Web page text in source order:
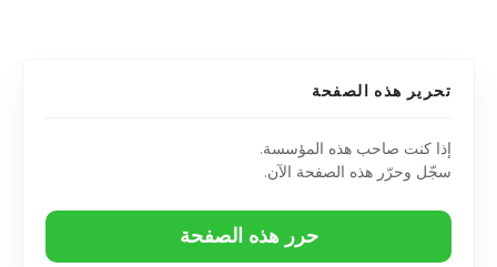
تحرير هذه الصفحة
إذا كنت صاحب هذه المؤسسة.
سجّل وحرّر هذه الصفحة الآن.
حرر هذه الصفحة